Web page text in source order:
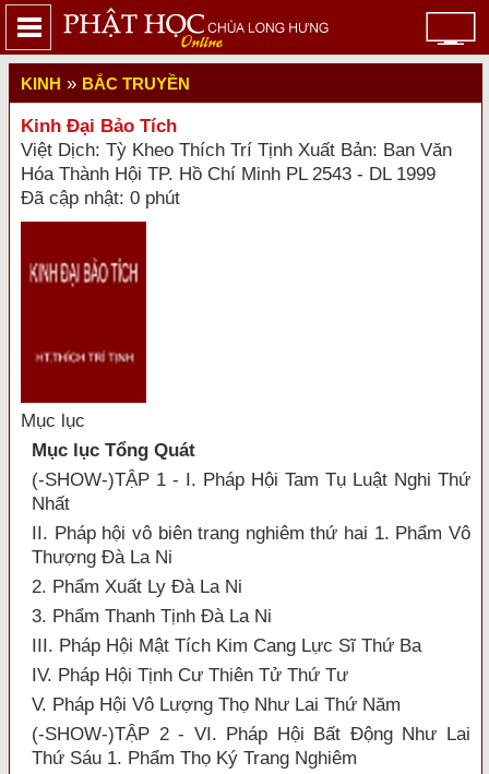
KINH » BẮC TRUYỀN
Kinh Đại Bảo Tích
Việt Dịch: Tỳ Kheo Thích Trí Tịnh Xuất Bản: Ban Văn
Hóa Thành Hội TP. Hồ Chí Minh PL 2543 - DL 1999
Đã cập nhật: 0 phút
Mục lục
Mục lục Tổng Quát
(-SHOW-)TẬP 1 - I. Pháp Hội Tam Tụ Luật Nghi Thứ
Nhất
II. Pháp hội vô biên trang nghiêm thứ hai 1. Phẩm Vô
Thượng Đà La Ni
2. Phẩm Xuất Ly Đà La Ni
3. Phẩm Thanh Tịnh Đà La Ni
III. Pháp Hội Mật Tích Kim Cang Lực Sĩ Thứ Ba
IV. Pháp Hội Tịnh Cư Thiên Tử Thứ Tư
V. Pháp Hội Vô Lượng Thọ Như Lai Thứ Năm
(-SHOW-)TẬP 2 - VI. Pháp Hội Bất Động Như Lai
Thứ Sáu 1. Phẩm Thọ Ký Trang Nghiêm